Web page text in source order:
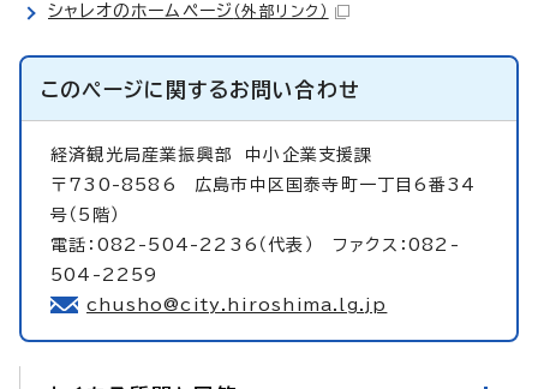
シャレオのホームページ （外部リンク）
このページに関するお問い合わせ
経済観光局産業振興部 中小企業支援課
〒730-8586 広島市中区国泰寺町一丁目6番34
号（5階）
電話：082-504-2236（代表） ファクス：082-
504-2259
chusho@city.hiroshima.lg.jp